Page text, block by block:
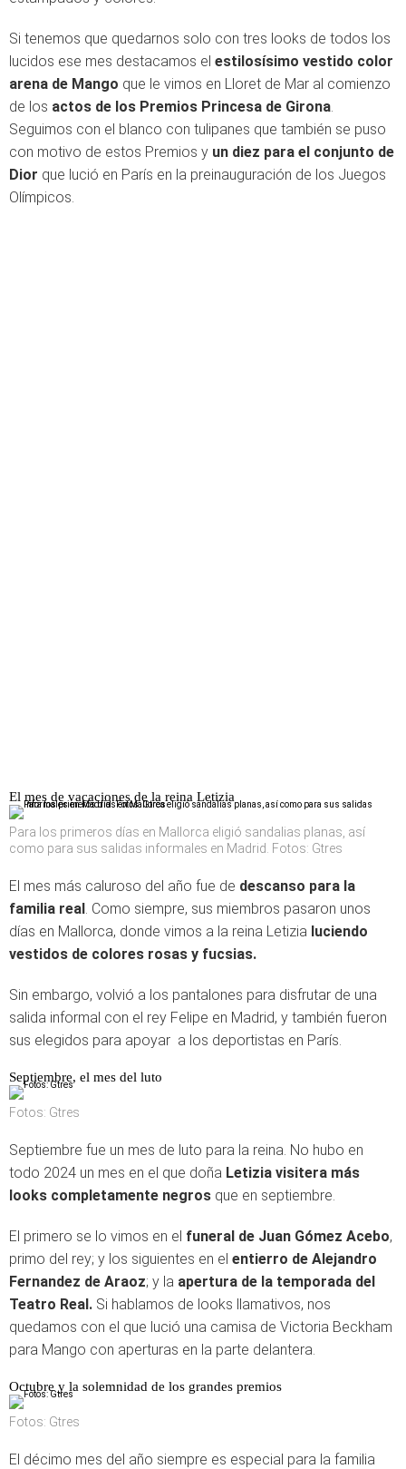
Si tenemos que quedarnos solo con tres looks de todos los
lucidos ese mes destacamos el estilosísimo vestido color
arena de Mango que le vimos en Lloret de Mar al comienzo
de los actos de los Premios Princesa de Girona.
Seguimos con el blanco con tulipanes que también se puso
con motivo de estos Premios y un diez para el conjunto de
Dior que lució en París en la preinauguración de los Juegos
Olímpicos.
El mes de vacaciones de la reina Letizia
Para los primeros días en Mallorca eligió sandalias planas, así
como para sus salidas informales en Madrid. Fotos: Gtres
El mes más caluroso del año fue de descanso para la
familia real. Como siempre, sus miembros pasaron unos
días en Mallorca, donde vimos a la reina Letizia luciendo
vestidos de colores rosas y fucsias.
Sin embargo, volvió a los pantalones para disfrutar de una
salida informal con el rey Felipe en Madrid, y también fueron
sus elegidos para apoyar a los deportistas en París.
Septiembre, el mes del luto
Fotos: Gtres
Septiembre fue un mes de luto para la reina. No hubo en
todo 2024 un mes en el que doña Letizia visitera más
looks completamente negros que en septiembre.
El primero se lo vimos en el funeral de Juan Gómez Acebo,
primo del rey; y los siguientes en el entierro de Alejandro
Fernandez de Araoz; y la apertura de la temporada del
Teatro Real. Si hablamos de looks llamativos, nos
quedamos con el que lució una camisa de Victoria Beckham
para Mango con aperturas en la parte delantera.
Octubre y la solemnidad de los grandes premios
Fotos: Gtres
El décimo mes del año siempre es especial para la familia